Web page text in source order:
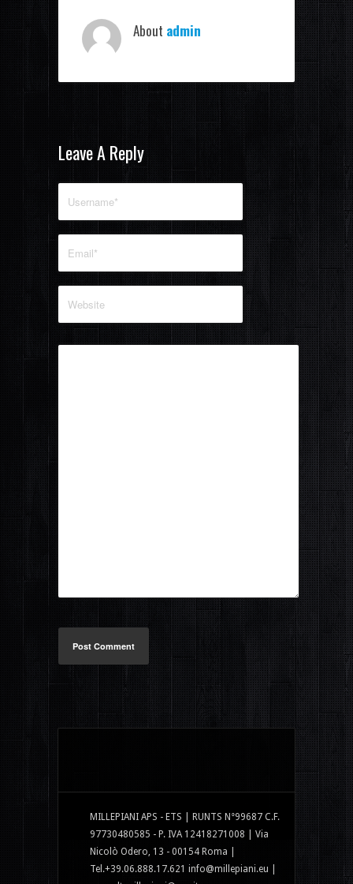
About admin
Leave A Reply
Post Comment
MILLEPIANI APS - ETS | RUNTS N°99687 C.F.
97730480585 - P. IVA 12418271008 | Via
Nicolò Odero, 13 - 00154 Roma |
Tel.+39.06.888.17.621 info@millepiani.eu |